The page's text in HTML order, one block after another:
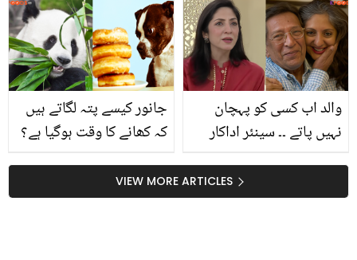
پھٹ پڑیں! کس کس کی
تصویریں شئیر کر ڈالیں؟
پھل کیوی کے ایسے کون
سے فائدے کہ لوگ یہ کہنے
پر مجبور ہو گئے
جانور کیسے پتہ لگاتے ہیں
کہ کھانے کا وقت ہوگیا ہے؟
نہیں آئے گا
والد اب کسی کو پہچان
نہیں پاتے ۔۔ سینئر اداکار
بارے میں ان کی بیٹی نے
کیا بتایا؟ دیکھئے
VIEW MORE ARTICLES